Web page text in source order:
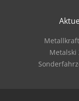
Metalski